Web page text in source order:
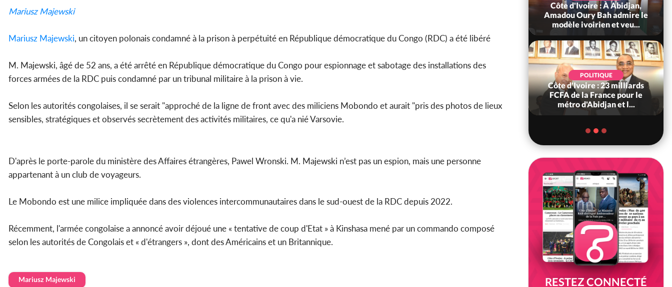
Mariusz Majewski
Mariusz Majewski, un citoyen polonais condamné à la prison à perpétuité en République démocratique du Congo (RDC) a été libéré
M. Majewski, âgé de 52 ans, a été arrêté en République démocratique du Congo pour espionnage et sabotage des installations des
forces armées de la RDC puis condamné par un tribunal militaire à la prison à vie.
Selon les autorités congolaises, il se serait "approché de la ligne de front avec des miliciens Mobondo et aurait "pris des photos de lieux
sensibles, stratégiques et observés secrètement des activités militaires, ce qu'a nié Varsovie.
D'après le porte-parole du ministère des Affaires étrangères, Pawel Wronski. M. Majewski n’est pas un espion, mais une personne
appartenant à un club de voyageurs.
Le Mobondo est une milice impliquée dans des violences intercommunautaires dans le sud-ouest de la RDC depuis 2022.
Récemment, l'armée congolaise a annoncé avoir déjoué une « tentative de coup d'Etat » à Kinshasa mené par un commando composé
selon les autorités de Congolais et « d'étrangers », dont des Américains et un Britannique.
Mariusz Majewski
conseiller de Soro a recou...
Côte d'Ivoire : À Abidjan,
Amadou Oury Bah admire le
modèle ivoirien et veu...
POLITIQUE
Côte d'Ivoire : 23 milliards
FCFA de la France pour le
métro d'Abidjan et l...
RESTEZ CONNECTÉ